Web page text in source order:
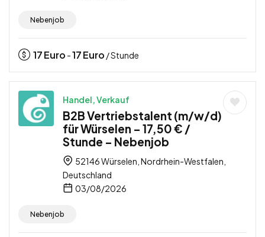
Nebenjob
17Euro -17Euro / Stunde
Handel, Verkauf
B2B Vertriebstalent (m/w/d)
für Würselen – 17,50 € /
Stunde – Nebenjob
52146 Würselen, Nordrhein-Westfalen,
Deutschland
03/08/2026
Nebenjob